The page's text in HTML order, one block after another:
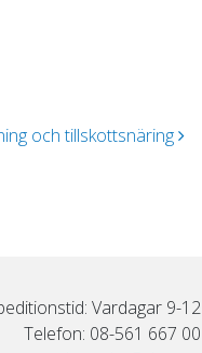
och tillskottsnäring
Vardagar 9-12
Telefon: 08-561 667 00